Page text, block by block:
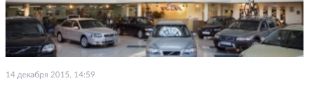
14 декабря 2015, 14:59